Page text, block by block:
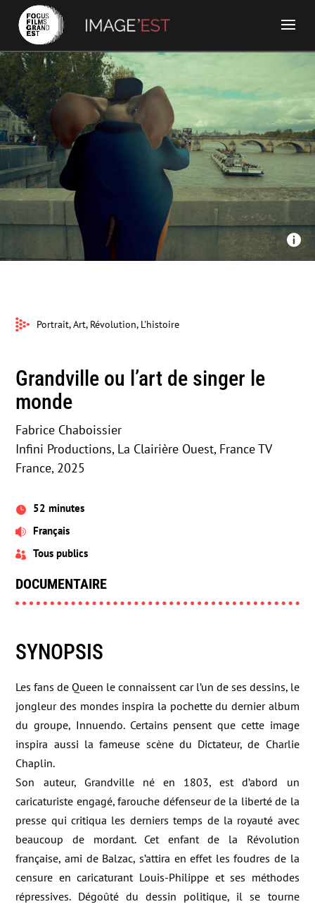
Infini Productions, La Clairière Ouest, France TV - Grandville
ou l’art de singer le monde 
Portrait, Art, Révolution, L'histoire
Grandville ou l’art de singer le
monde
Fabrice Chaboissier
Infini Productions, La Clairière Ouest, France TV
France, 2025
 52 minutes
 Français
 Tous publics
DOCUMENTAIRE
SYNOPSIS
Les fans de Queen le connaissent car l’un de ses dessins, le
jongleur des mondes inspira la pochette du dernier album
du groupe, Innuendo. Certains pensent que cette image
inspira aussi la fameuse scène du Dictateur, de Charlie
Chaplin.
Son auteur, Grandville né en 1803, est d’abord un
caricaturiste engagé, farouche défenseur de la liberté de la
presse qui critiqua les derniers temps de la royauté avec
beaucoup de mordant. Cet enfant de la Révolution
française, ami de Balzac, s’attira en effet les foudres de la
censure en caricaturant Louis-Philippe et ses méthodes
répressives. Dégoûté du dessin politique, il se tourne